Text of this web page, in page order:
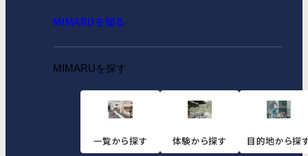
MIMARUを知る
MIMARUを探す
一覧から探す 体験から探す 目的地から探